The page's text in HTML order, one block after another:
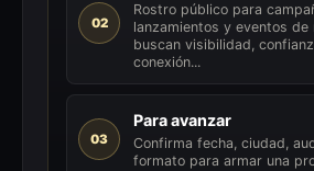
02
Rostro público para
lanzamientos y eventos de
buscan visibilidad,
conexión...
03
Para avanzar
Confirma fecha, ciudad,
formato para armar una